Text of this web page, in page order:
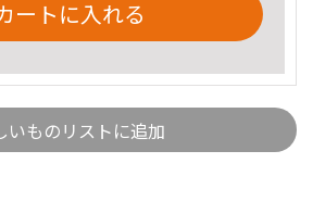
ートに入れる
いものリストに追加